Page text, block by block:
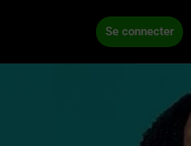
Se connecter